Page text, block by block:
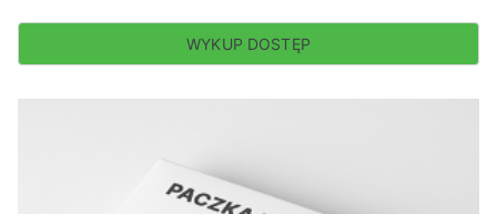
WYKUP DOSTĘP